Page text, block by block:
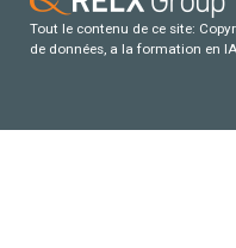
Tout le contenu de ce site:
de données, a la formation en